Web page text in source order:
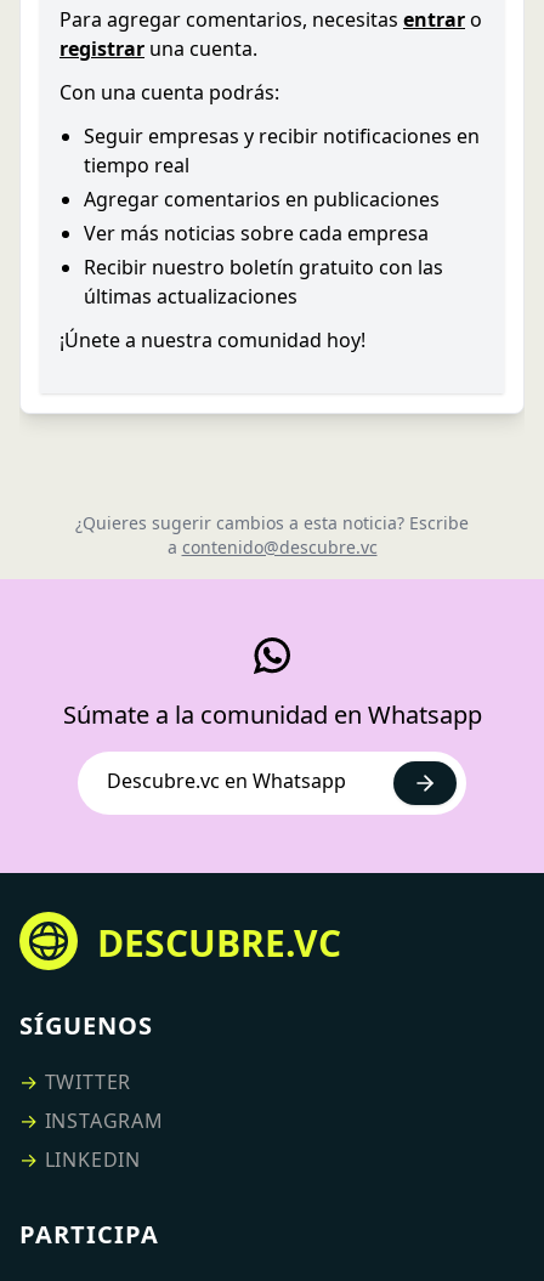
Para agregar comentarios, necesitas entraro
registrar una cuenta.
Con una cuenta podrás:
Seguir empresas y recibir notificaciones en
tiempo real
Agregar comentarios en publicaciones
Ver más noticias sobre cada empresa
Recibir nuestro boletín gratuito con las
últimas actualizaciones
¡Únete a nuestra comunidad hoy!
¿Quieres sugerir cambios a esta noticia? Escribe
a contenido@descubre.vc
Súmate a la comunidad en Whatsapp
Descubre.vc en Whatsapp
DESCUBRE.VC
SÍGUENOS
→ TWITTER
→ INSTAGRAM
→ LINKEDIN
PARTICIPA